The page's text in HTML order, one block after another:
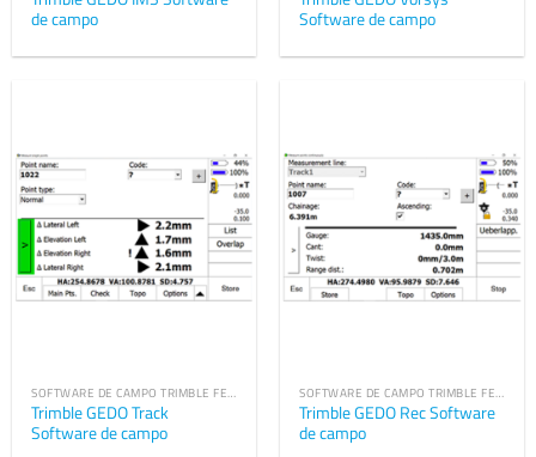
de campo
Software de campo
SOFTWARE DE CAMPO TRIMBLE FERROVIARIO
Trimble GEDO Track
Software de campo
SOFTWARE DE CAMPO TRIMBLE FERROVIARIO
Trimble GEDO Rec Software
de campo